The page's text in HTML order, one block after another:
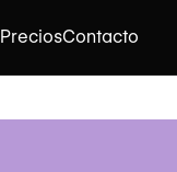
PreciosContacto